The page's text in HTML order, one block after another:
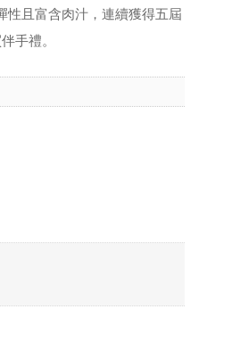
性且富含肉汁，連續獲得五屆
手禮。